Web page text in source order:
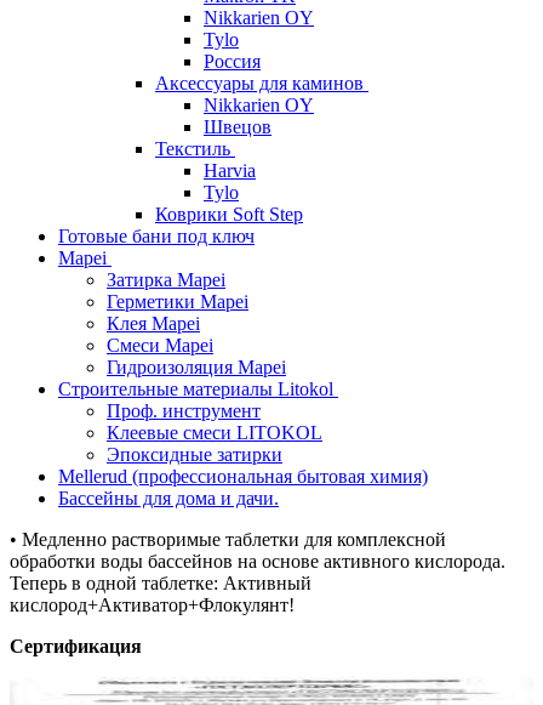
Nikkarien OY
Tylo
Россия
Аксессуары для каминов
Nikkarien OY
Швецов
Текстиль
Harvia
Tylo
Коврики Soft Step
Готовые бани под ключ
Mapei
Затирка Mapei
Герметики Mapei
Клея Mapei
Смеси Mapei
Гидроизоляция Mapei
Строительные материалы Litokol
Проф. инструмент
Клеевые смеси LITOKOL
Эпоксидные затирки
Mellerud (профессиональная бытовая химия)
Бассейны для дома и дачи.
• Медленно растворимые таблетки для комплексной
обработки воды бассейнов на основе активного кислорода.
Теперь в одной таблетке: Активный
кислород+Активатор+Флокулянт!
Сертификация